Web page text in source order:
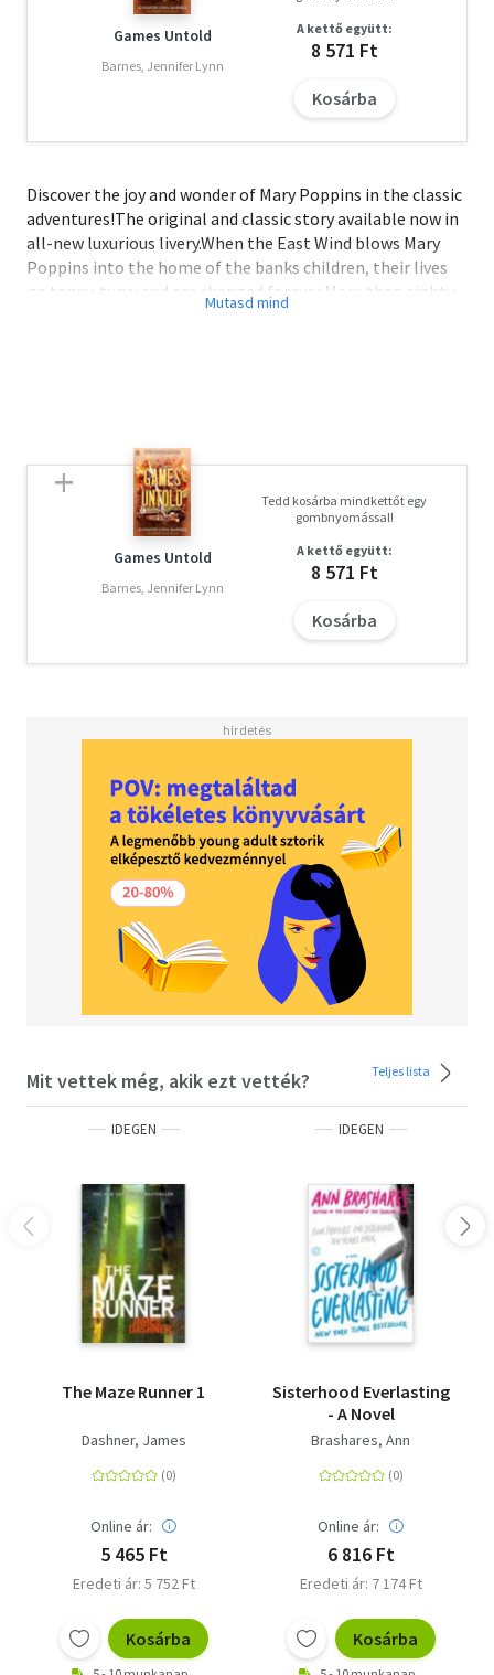
Games Untold
Barnes, Jennifer Lynn
A kettő együtt:
8 571 Ft
Kosárba
Discover the joy and wonder of Mary Poppins in the classic
adventures!The original and classic story available now in
all-new luxurious livery.When the East Wind blows Mary
Poppins into the home of the banks children, their lives
go topsy-turvy and are changed forever.More than eighty
years since we first met Mary Poppins, this original, classic
Games Untold
Barnes, Jennifer Lynn
Tedd kosárba mindkettőt egy
gombnyomással!
A kettő együtt:
8 571 Ft
Kosárba
Mit vettek még, akik ezt vették? Teljes lista
IDEGEN
The Maze Runner 1
Dashner, James
Online ár:
5 465 Ft
Eredeti ár: 5 752 Ft
Kosárba
IDEGEN
Sisterhood Everlasting
- A Novel
Brashares, Ann
Online ár:
6 816 Ft
Eredeti ár: 7 174 Ft
Kosárba